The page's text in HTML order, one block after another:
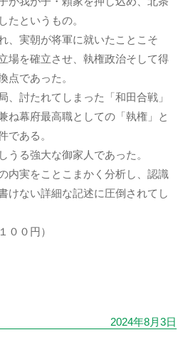
たというもの。
、実朝が将軍に就いたことこそ
場を確立させ、執権政治そして得
点であった。
討たれてしまった「和田合戦」
ね幕府最高職としての「執権」と
である。
る強大な御家人であった。
内実をことこまかく分析し、認識
けない詳細な記述に圧倒されてし
００円）
2024年8月3日